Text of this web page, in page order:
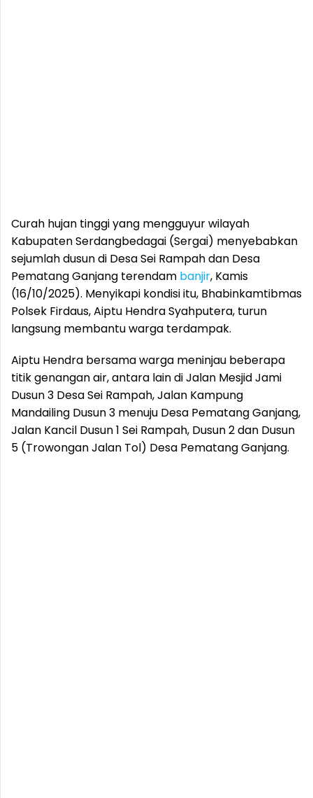
Curah hujan tinggi yang mengguyur wilayah
Kabupaten Serdangbedagai (Sergai) menyebabkan
sejumlah dusun di Desa Sei Rampah dan Desa
Pematang Ganjang terendam banjir, Kamis
(16/10/2025). Menyikapi kondisi itu, Bhabinkamtibmas
Polsek Firdaus, Aiptu Hendra Syahputera, turun
langsung membantu warga terdampak.
Aiptu Hendra bersama warga meninjau beberapa
titik genangan air, antara lain di Jalan Mesjid Jami
Dusun 3 Desa Sei Rampah, Jalan Kampung
Mandailing Dusun 3 menuju Desa Pematang Ganjang,
Jalan Kancil Dusun 1 Sei Rampah, Dusun 2 dan Dusun
5 (Trowongan Jalan Tol) Desa Pematang Ganjang.